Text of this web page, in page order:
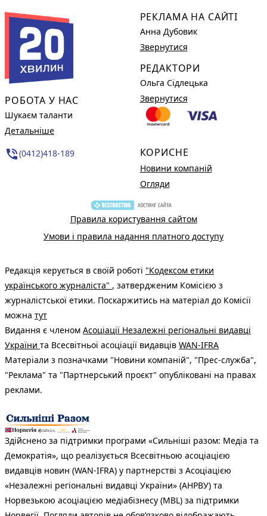
РОБОТА У НАС
Шукаєм таланти
Детальніше
phone_in_talk(0412)418-189
РЕКЛАМА НА САЙТІ
Анна Дубовик
Звернутися
РЕДАКТОРИ
Ольга Сідлецька
Звернутися
КОРИСНЕ
Новини компаній
Огляди
Правила користування сайтом
Умови і правила надання платного доступу
Редакція керується в своїй роботі "Кодексом етики
українського журналіста" , затвердженим Комісією з
журналістської етики. Поскаржитись на матеріал до Комісії
можна тут
Видання є членом Асоціації Незалежні регіональні видавці
України та Всесвітньої асоціації видавців WAN-IFRA
Матеріали з позначками "Новини компаній", "Прес-служба",
"Реклама" та "Партнерський проєкт" опубліковані на правах
реклами.
Здійснено за підтримки програми «Сильніші разом: Медіа та
Демократія», що реалізується Всесвітньою асоціацією
видавців новин (WAN-IFRA) у партнерстві з Асоціацією
«Незалежні регіональні видавці України» (АНРВУ) та
Норвезькою асоціацією медіабізнесу (MBL) за підтримки